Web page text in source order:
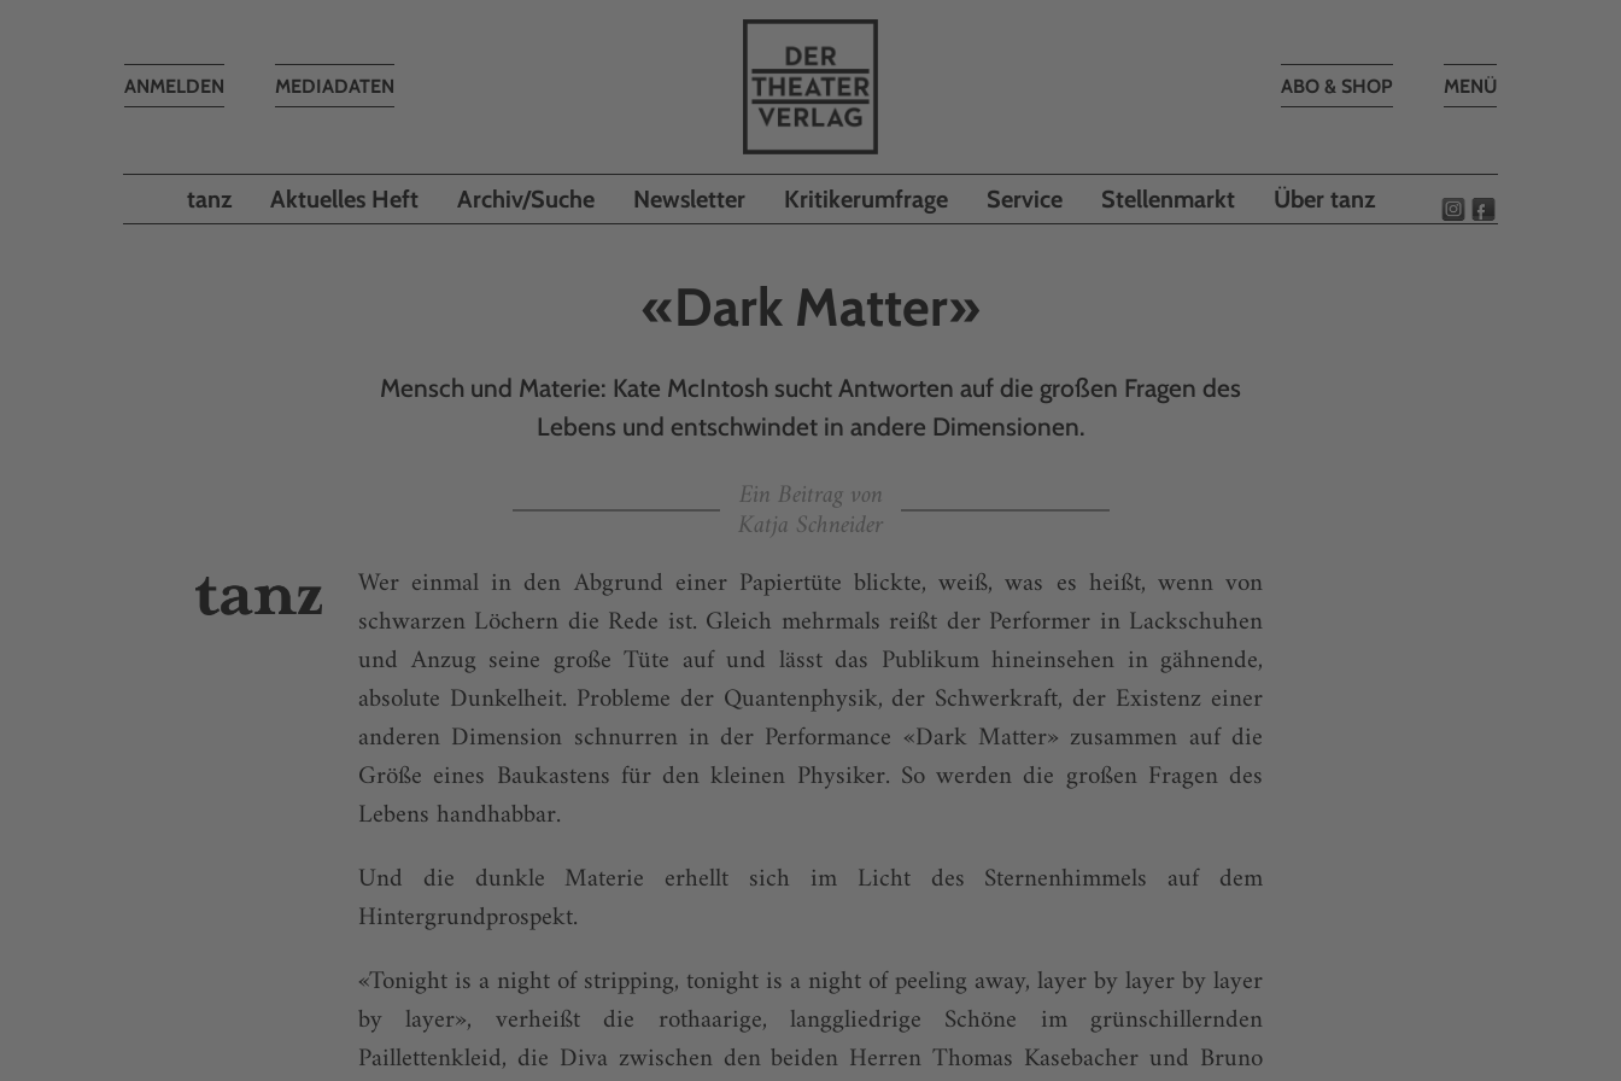
Toggle
MENÜ
ABO & SHOP
MEDIADATEN
Toggle
ANMELDEN
tanz Aktuelles Heft Archiv/Suche Newsletter Kritikerumfrage Service Stellenmarkt Über tanz
«Dark Matter»
Mensch und Materie: Kate McIntosh sucht Antworten auf die großen Fragen des
Lebens und entschwindet in andere Dimensionen.
Ein Beitrag von
Katja Schneider
Wer einmal in den Abgrund einer Papiertüte blickte, weiß, was es heißt, wenn von
schwarzen Löchern die Rede ist. Gleich mehrmals reißt der Performer in Lackschuhen
und Anzug seine große Tüte auf und lässt das Publikum hineinsehen in gähnende,
absolute Dunkelheit. Probleme der Quantenphysik, der Schwerkraft, der Existenz einer
anderen Dimension schnurren in der Performance «Dark Matter» zusammen auf die
Größe eines Bau­kastens für den kleinen Physiker. So werden die großen Fragen des
Lebens handhabbar.
Und die dunkle Materie erhellt sich im Licht des Sternenhimmels auf dem
Hintergrundprospekt.
«Tonight is a night of stripping, tonight is a night of peeling away, layer by layer by layer
by layer», verheißt die rothaarige, langgliedrige Schöne im grünschillernden
Paillettenkleid, die Diva zwischen den beiden Herren Thomas Kasebacher und Bruno